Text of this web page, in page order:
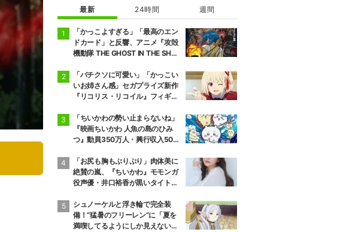
最新 24時間 週間
「かっこよすぎる」「最高のエン
ドカード」と反響、アニメ『攻殻
機動隊 THE GHOST IN THE SHEL
「バチクソに可愛い」「かっこい
いお姉さん感」セガプライズ新作
『リコリス・リコイル』フィギュ
「ちいかわの勢い止まらないね」
『映画ちいかわ 人魚の島のひみ
つ』動員350万人・興行収入50億
「お尻も胸もぷりぷり」肉体美に
絶賛の嵐、『ちいかわ』モモンガ
役声優・井口裕香が黒いタイトウ
シュノーケルと浮き輪で完全装
備！“猛暑のフリーレン”に「夏を
満喫してるようにしか見えない」